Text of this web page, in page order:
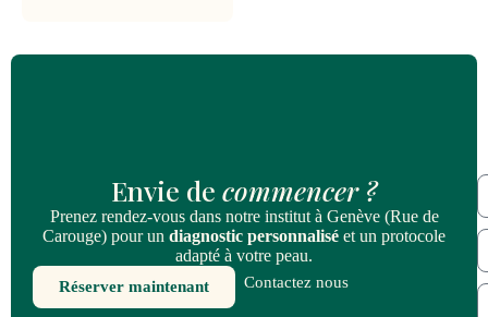
Envie de commencer ?
Prenez rendez-vous dans notre institut à Genève (Rue de
Carouge) pour un diagnostic personnalisé et un protocole
adapté à votre peau.
Réserver maintenant Contactez nous